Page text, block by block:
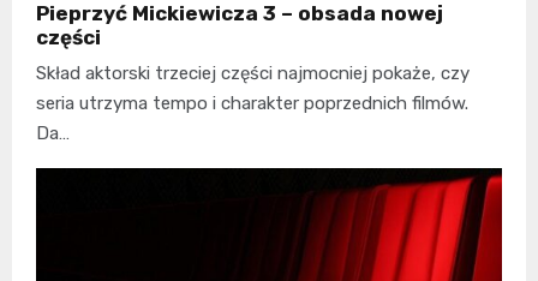
Pieprzyć Mickiewicza 3 – obsada nowej
części
Skład aktorski trzeciej części najmocniej pokaże, czy
seria utrzyma tempo i charakter poprzednich filmów.
Da…